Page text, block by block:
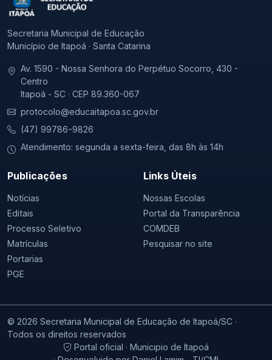
Secretaria Municipal de Educação
Município de Itapoá · Santa Catarina
Av. 1590 - Nossa Senhora do Perpétuo Socorro, 430 -
Centro
Itapoá - SC · CEP 89.360-067
protocolo@educaitapoa.sc.gov.br
(47) 99786-9826
Atendimento: segunda a sexta-feira, das 8h às 14h
Publicações
Notícias
Editais
Processo Seletivo
Matrículas
Portarias
PGE
Links Úteis
Nossas Escolas
Portal da Transparência
COMDEB
Pesquisar no site
© 2026 Secretaria Municipal de Educação de Itapoá/SC ·
Todos os direitos reservados
Portal oficial · Municipio de Itapoá